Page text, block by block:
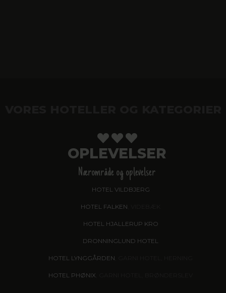
OPLEVELSER
Nærområde og oplevelser
HOTEL VILDBJERG
HOTEL FALKEN
HOTEL HJALLERUP KRO
DRONNINGLUND HOTEL
HOTEL LYNGGÅRDEN
HOTEL PHØNIX